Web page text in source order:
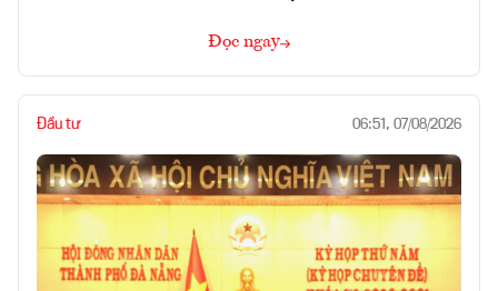
Đọc ngay
Đầu tư 06:51, 07/08/2026